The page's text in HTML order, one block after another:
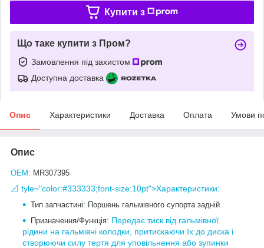
Купити з
Що таке купити з Пром?
Замовлення під захистом
Доступна доставка
Опис Характеристики Доставка Оплата Умови
Опис
OEM : MR307395
📐 tyle="color:#333333;font-size:10pt">Характеристики:
Тип запчастині: Поршень гальмівного супорта задній
Призначення/Функція: Передає тиск від гальмівної
рідини на гальмівні колодки, притискаючи їх до диска і
створюючи силу тертя для уповільнення або зупинки